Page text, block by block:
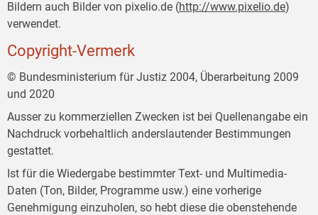
Bildern auch Bilder von pixelio.de (http://www.pixelio.de)
verwendet.
Copyright-Vermerk
© Bundesministerium für Justiz 2004, Überarbeitung 2009
und 2020
Ausser zu kommerziellen Zwecken ist bei Quellenangabe ein
Nachdruck vorbehaltlich anderslautender Bestimmungen
gestattet.
Ist für die Wiedergabe bestimmter Text- und Multimedia-
Daten (Ton, Bilder, Programme usw.) eine vorherige
Genehmigung einzuholen, so hebt diese die obenstehende